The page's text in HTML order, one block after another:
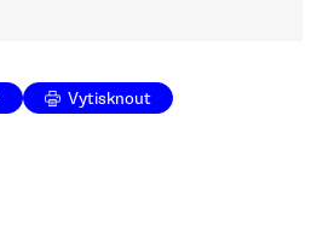
Vytisknout